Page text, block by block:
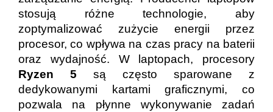
stosują różne technologie, aby
zoptymalizować zużycie energii przez
procesor, co wpływa na czas pracy na baterii
oraz wydajność. W laptopach, procesory
Ryzen 5 są często sparowane z
dedykowanymi kartami graficznymi, co
pozwala na płynne wykonywanie zadań